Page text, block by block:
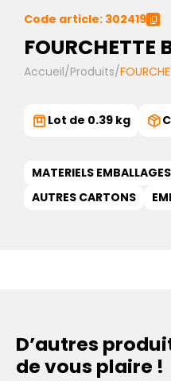
Code article: 302419
FOURCHETTE
Accueil/Produits/
Lot de 0.39 kg
MATERIELS
AUTRES CARTONS
D’autres
de vous plaire !